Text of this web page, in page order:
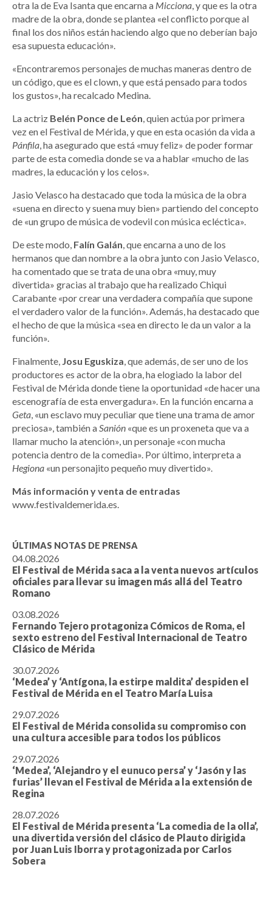
otra la de Eva Isanta que encarna a Micciona , y que es la otra
madre de la obra, donde se plantea «el conflicto porque al
final los dos niños están haciendo algo que no deberían bajo
esa supuesta educación».
«Encontraremos personajes de muchas maneras dentro de
un código, que es el clown, y que está pensado para todos
los gustos», ha recalcado Medina.
La actriz Belén Ponce de León , quien actúa por primera
vez en el Festival de Mérida, y que en esta ocasión da vida a
Pánfila , ha asegurado que está «muy feliz» de poder formar
parte de esta comedia donde se va a hablar «mucho de las
madres, la educación y los celos».
Jasio Velasco ha destacado que toda la música de la obra
«suena en directo y suena muy bien» partiendo del concepto
de «un grupo de música de vodevil con música ecléctica».
De este modo, Falín Galán , que encarna a uno de los
hermanos que dan nombre a la obra junto con Jasio Velasco,
ha comentado que se trata de una obra «muy, muy
divertida» gracias al trabajo que ha realizado Chiqui
Carabante «por crear una verdadera compañía que supone
el verdadero valor de la función». Además, ha destacado que
el hecho de que la música «sea en directo le da un valor a la
función».
Finalmente, Josu Eguskiza , que además, de ser uno de los
productores es actor de la obra, ha elogiado la labor del
Festival de Mérida donde tiene la oportunidad «de hacer una
escenografía de esta envergadura». En la función encarna a
Geta , «un esclavo muy peculiar que tiene una trama de amor
preciosa», también a Sanión «que es un proxeneta que va a
llamar mucho la atención», un personaje «con mucha
potencia dentro de la comedia». Por último, interpreta a
Hegiona «un personajito pequeño muy divertido».
Más información y venta de entradas
www.festivaldemerida.es
ÚLTIMAS NOTAS DE PRENSA
04.08.2026
El Festival de Mérida saca a la venta nuevos artículos
oficiales para llevar su imagen más allá del Teatro
Romano
03.08.2026
Fernando Tejero protagoniza Cómicos de Roma, el
sexto estreno del Festival Internacional de Teatro
Clásico de Mérida
30.07.2026
‘Medea’ y ‘Antígona, la estirpe maldita’ despiden el
Festival de Mérida en el Teatro María Luisa
29.07.2026
El Festival de Mérida consolida su compromiso con
una cultura accesible para todos los públicos
29.07.2026
‘Medea’, ‘Alejandro y el eunuco persa’ y ‘Jasón y las
furias’ llevan el Festival de Mérida a la extensión de
Regina
28.07.2026
El Festival de Mérida presenta ‘La comedia de la olla’,
una divertida versión del clásico de Plauto dirigida
por Juan Luis Iborra y protagonizada por Carlos
Sobera